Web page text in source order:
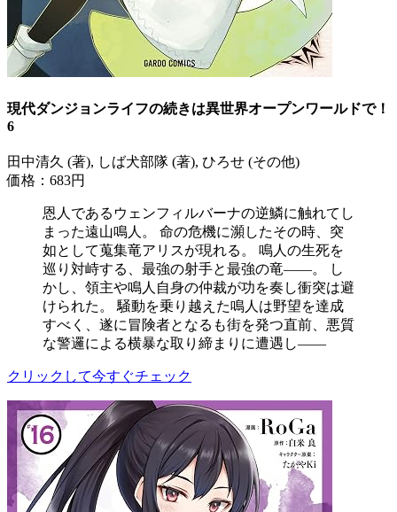
現代ダンジョンライフの続きは異世界オープンワールドで！
6
田中清久 (著), しば犬部隊 (著), ひろせ (その他)
価格：683円
恩人であるウェンフィルバーナの逆鱗に触れてし
まった遠山鳴人。 命の危機に瀕したその時、突
如として蒐集竜アリスが現れる。 鳴人の生死を
巡り対峙する、最強の射手と最強の竜――。 し
かし、領主や鳴人自身の仲裁が功を奏し衝突は避
けられた。 騒動を乗り越えた鳴人は野望を達成
すべく、遂に冒険者となるも街を発つ直前、悪質
な警邏による横暴な取り締まりに遭遇し――
クリックして今すぐチェック